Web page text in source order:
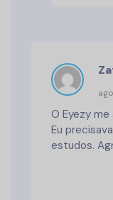
O Eyezy me
Eu
estudos.